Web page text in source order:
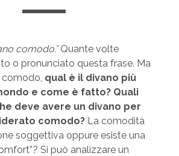
comodo.”Quante volte
o pronunciato questa frase. Ma
comodo, qual è il divano più
e come è fatto? Quali
deve avere un divano per
comodo?La comodità
soggettiva oppure esiste una
Si può analizzare un